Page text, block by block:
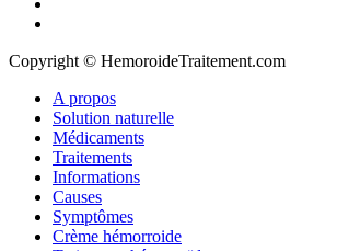
A propos
Solution naturelle
Médicaments
Traitements
Informations
Causes
Symptômes
Crème hémorroide